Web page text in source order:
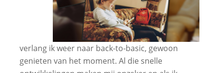
verlang ik weer naar back-to-basic, gewoon
genieten van het moment. Al die snelle